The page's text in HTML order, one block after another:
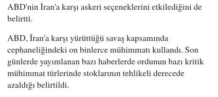
ABD'nin İran'a karşı askeri seçeneklerini etkilediğini de
belirtti.
ABD, İran'a karşı yürüttüğü savaş kapsamında
cephaneliğindeki on binlerce mühimmatı kullandı. Son
günlerde yayımlanan bazı haberlerde ordunun bazı kritik
mühimmat türlerinde stoklarının tehlikeli derecede
azaldığı belirtildi.